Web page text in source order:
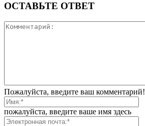
ОСТАВЬТЕ ОТВЕТ
Пожалуйста, введите ваш комментарий!
пожалуйста, введите ваше имя здесь